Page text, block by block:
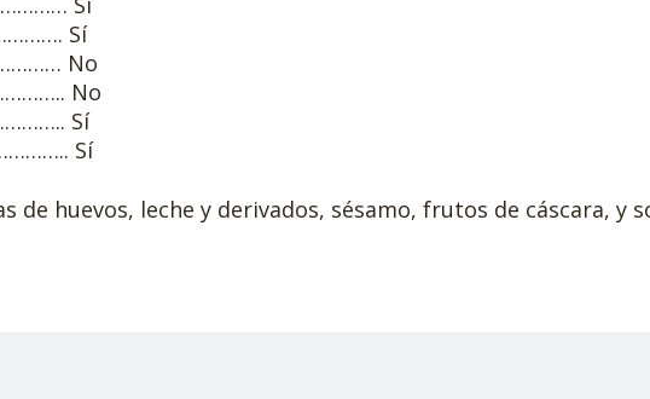
Sí
No
No
Sí
Sí
de huevos, leche y derivados, sésamo, frutos de cáscara, y